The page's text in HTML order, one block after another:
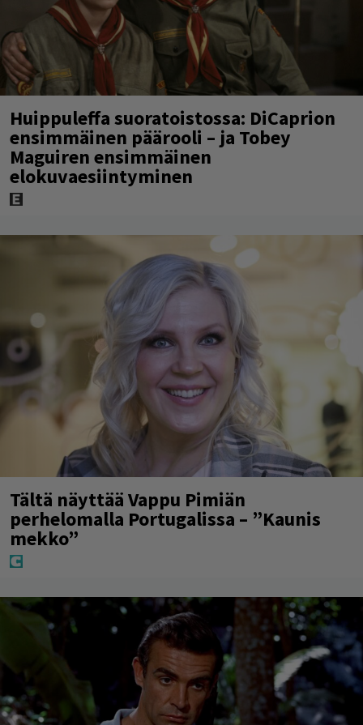
Huippuleffa suoratoistossa: DiCaprion
ensimmäinen päärooli – ja Tobey
Maguiren ensimmäinen
elokuvaesiintyminen
Tältä näyttää Vappu Pimiän
perhelomalla Portugalissa – ”Kaunis
mekko”